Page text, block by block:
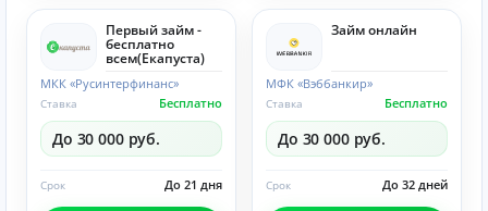
Первый займ -
бесплатно
всем(Eкапуста)
МКК «Русинтерфинанс»
Бесплатно
Ставка
До 30 000 руб.
До 21 дня
Срок
Займ онлайн
МФК «Вэббанкир»
Бесплатно
Ставка
До 30 000 руб.
До 32 дней
Срок